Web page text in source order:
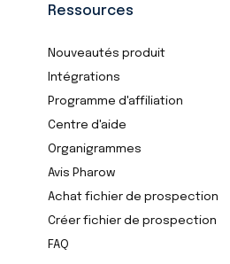
Ressources
Nouveautés produit
Intégrations
Programme d'affiliation
Centre d'aide
Organigrammes
Avis Pharow
Achat fichier de prospection
Créer fichier de prospection
FAQ